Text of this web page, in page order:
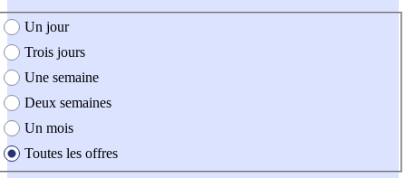
création de l'offre
Un jour
Trois jours
Une semaine
Deux semaines
Un mois
Toutes les offres